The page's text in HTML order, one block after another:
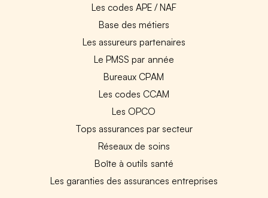
Les codes APE / NAF
Base des métiers
Les assureurs partenaires
Le PMSS par année
Bureaux CPAM
Les codes CCAM
Les OPCO
Tops assurances par secteur
Réseaux de soins
Boîte à outils santé
Les garanties des assurances entreprises